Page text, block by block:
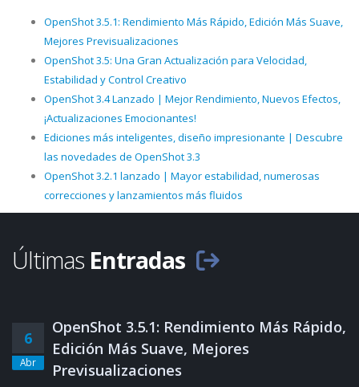
OpenShot 3.5.1: Rendimiento Más Rápido, Edición Más Suave,
Mejores Previsualizaciones
OpenShot 3.5: Una Gran Actualización para Velocidad,
Estabilidad y Control Creativo
OpenShot 3.4 Lanzado | Mejor Rendimiento, Nuevos Efectos,
¡Actualizaciones Emocionantes!
Ediciones más inteligentes, diseño impresionante | Descubre
las novedades de OpenShot 3.3
OpenShot 3.2.1 lanzado | Mayor estabilidad, numerosas
correcciones y lanzamientos más fluidos
Últimas Entradas
6
Abr
OpenShot 3.5.1: Rendimiento Más Rápido,
Edición Más Suave, Mejores
Previsualizaciones